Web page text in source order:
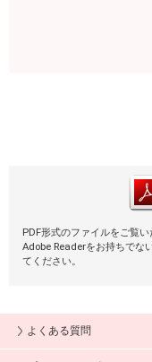
PDF形式のファイルをご覧
Adobe Readerをお持ちでな
てください。
よくある質問